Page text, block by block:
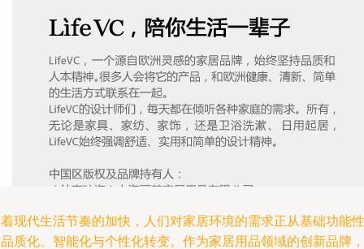
现代生活节奏的加快，人们对家居环境的需求正从基础功能性
质化、智能化与个性化转变。作为家居用品领域的创新品牌，